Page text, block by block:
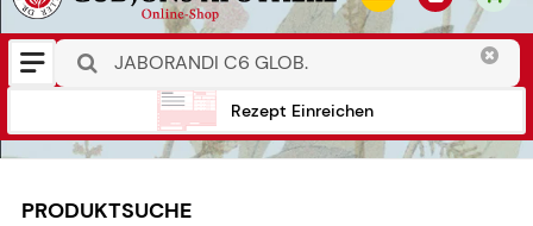
Rezept Einreichen
PRODUKTSUCHE